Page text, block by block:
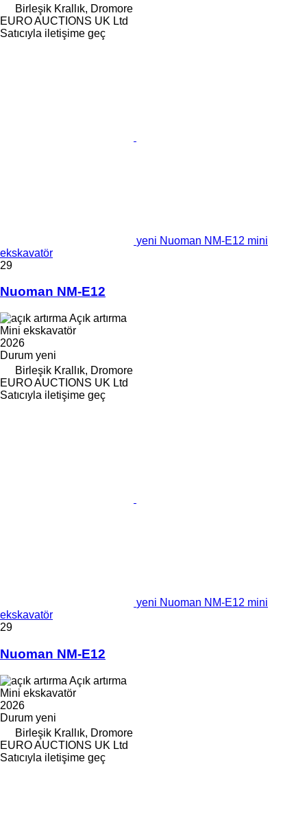
Birleşik Krallık, Dromore
EURO AUCTIONS UK Ltd
Satıcıyla iletişime geç
yeni Nuoman NM-E12 mini
ekskavatör
29
Nuoman NM-E12
Açık artırma
Mini ekskavatör
2026
Durum yeni
Birleşik Krallık, Dromore
EURO AUCTIONS UK Ltd
Satıcıyla iletişime geç
yeni Nuoman NM-E12 mini
ekskavatör
29
Nuoman NM-E12
Açık artırma
Mini ekskavatör
2026
Durum yeni
Birleşik Krallık, Dromore
EURO AUCTIONS UK Ltd
Satıcıyla iletişime geç